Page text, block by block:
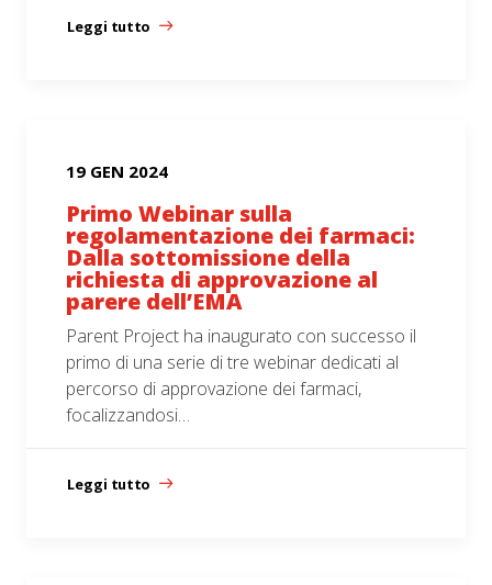
Leggi tutto
19 GEN 2024
Primo Webinar sulla
regolamentazione dei farmaci:
Dalla sottomissione della
richiesta di approvazione al
parere dell’EMA
Parent Project ha inaugurato con successo il
primo di una serie di tre webinar dedicati al
percorso di approvazione dei farmaci,
focalizzandosi…
Leggi tutto